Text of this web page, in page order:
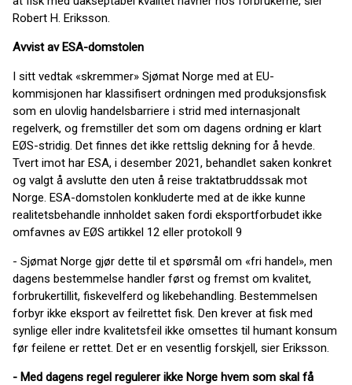
Robert H. Eriksson.
Avvist av ESA-domstolen
I sitt vedtak «skremmer» Sjømat Norge med at EU-
kommisjonen har klassifisert ordningen med produksjonsfisk
som en ulovlig handelsbarriere i strid med internasjonalt
regelverk, og fremstiller det som om dagens ordning er klart
EØS-stridig. Det finnes det ikke rettslig dekning for å hevde.
Tvert imot har ESA, i desember 2021, behandlet saken konkret
og valgt å avslutte den uten å reise traktatbruddssak mot
Norge. ESA-domstolen konkluderte med at de ikke kunne
realitetsbehandle innholdet saken fordi eksportforbudet ikke
omfavnes av EØS artikkel 12 eller protokoll 9
- Sjømat Norge gjør dette til et spørsmål om «fri handel», men
dagens bestemmelse handler først og fremst om kvalitet,
forbrukertillit, fiskevelferd og likebehandling. Bestemmelsen
forbyr ikke eksport av feilrettet fisk. Den krever at fisk med
synlige eller indre kvalitetsfeil ikke omsettes til humant konsum
før feilene er rettet. Det er en vesentlig forskjell, sier Eriksson.
- Med dagens regel regulerer ikke Norge hvem som skal få